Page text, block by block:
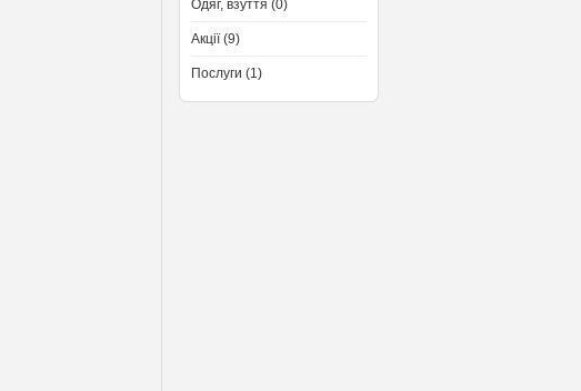
Одяг, взуття (0)
Акції (9)
Послуги (1)